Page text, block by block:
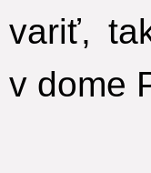
variť,
v dome